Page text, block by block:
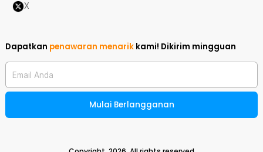
X
Dapatkan penawaran menarik kami! Dikirim mingguan
Email Anda
Mulai Berlangganan